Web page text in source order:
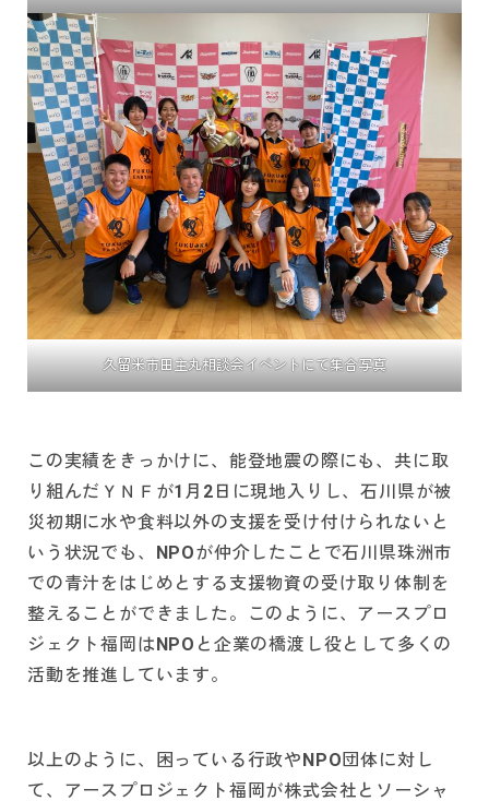
久留米市田主丸相談会イベントにて集合写真
この実績をきっかけに、能登地震の際にも、共に取
り組んだＹＮＦが1月2日に現地入りし、石川県が被
災初期に水や食料以外の支援を受け付けられないと
いう状況でも、NPOが仲介したことで石川県珠洲市
での青汁をはじめとする支援物資の受け取り体制を
整えることができました。このように、アースプロ
ジェクト福岡はNPOと企業の橋渡し役として多くの
活動を推進しています。
以上のように、困っている行政やNPO団体に対し
て、アースプロジェクト福岡が株式会社とソーシャ